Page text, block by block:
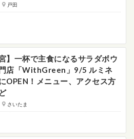
戸田
宮】一杯で主食になるサラダボウ
店「WithGreen」9/5 ルミネ
OPEN！メニュー、アクセス方
さいたま